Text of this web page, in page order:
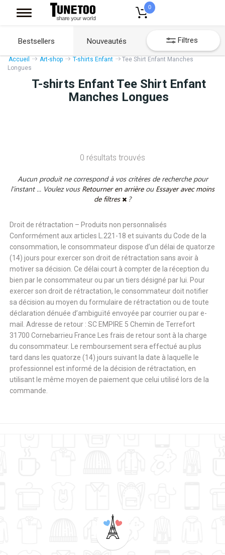
0
Bestsellers Nouveautés Filtres
Accueil Art-shop T-shirts Enfant
Tee Shirt Enfant Manches
Longues
T-shirts Enfant Tee Shirt Enfant
Manches Longues
0 résultats trouvés
Aucun produit ne correspond à vos critères de recherche pour
l'instant ... Voulez vous Retourner en arrière ou Essayer avec moins
de filtres
?
Droit de rétractation – Produits non personnalisés
Conformément aux articles L.221-18 et suivants du Code de la
consommation, le consommateur dispose d’un délai de quatorze
(14) jours pour exercer son droit de rétractation sans avoir à
motiver sa décision. Ce délai court à compter de la réception du
bien par le consommateur ou par un tiers désigné par lui. Pour
exercer son droit de rétractation, le consommateur doit notifier
sa décision au moyen du formulaire de rétractation ou de toute
déclaration dénuée d’ambiguïté envoyée par courrier ou par e-
mail. Adresse de retour : SC EMPIRE 5 Chemin de Terrefort
31700 Cornebarrieu France Les frais de retour sont à la charge
du consommateur. Le remboursement sera effectué au plus
tard dans les quatorze (14) jours suivant la date à laquelle le
professionnel est informé de la décision de rétractation, en
utilisant le même moyen de paiement que celui utilisé lors de la
commande.